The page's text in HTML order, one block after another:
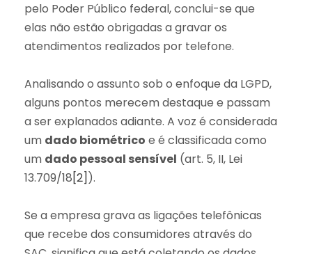
pelo Poder Público federal, conclui-se que
elas não estão obrigadas a gravar os
atendimentos realizados por telefone.
Analisando o assunto sob o enfoque da LGPD,
alguns pontos merecem destaque e passam
a ser explanados adiante. A voz é considerada
um dado biométrico e é classificada como
um dado pessoal sensível (art. 5, II, Lei
13.709/18[2] ).
Se a empresa grava as ligações telefônicas
que recebe dos consumidores através do